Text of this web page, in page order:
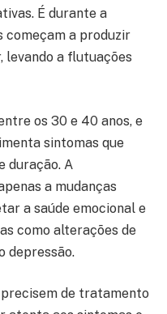
É durante a
começam a produzir
a flutuações
os 30 e 40 anos, e
sintomas que
duração. A
a mudanças
a saúde emocional e
como alterações de
depressão.
de tratamento